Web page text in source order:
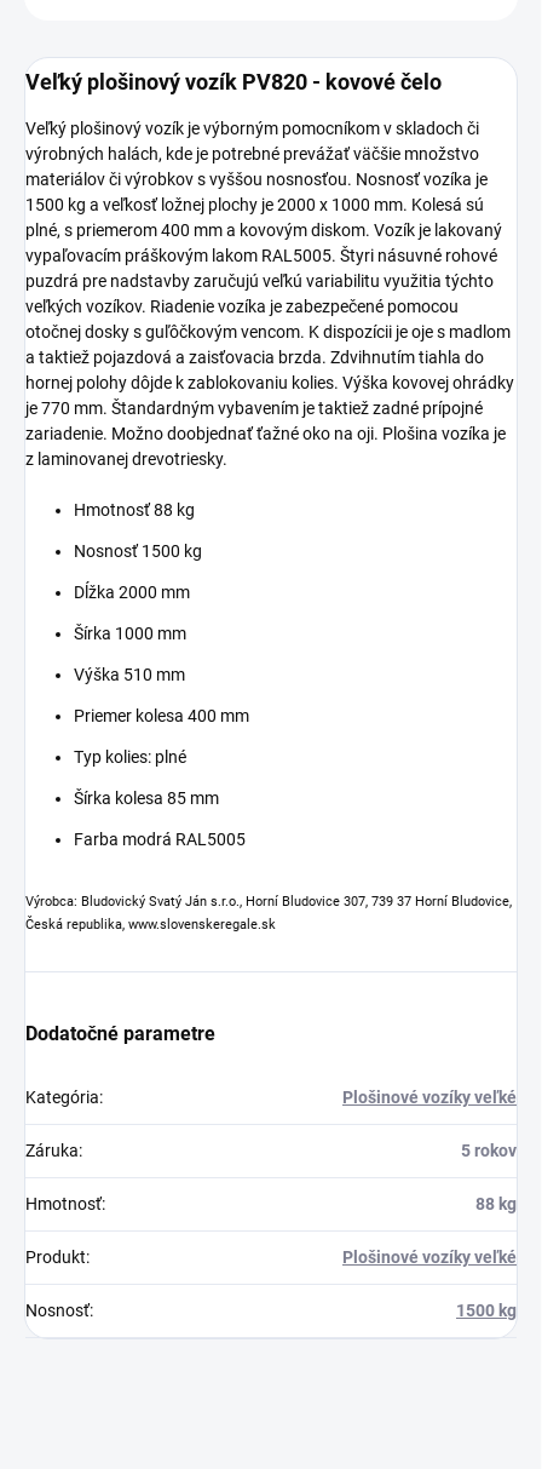
Veľký plošinový vozík PV820 - kovové čelo
Veľký plošinový vozík je výborným pomocníkom v skladoch či
výrobných halách, kde je potrebné prevážať väčšie množstvo
materiálov či výrobkov s vyššou nosnosťou. Nosnosť vozíka je
1500 kg a veľkosť ložnej plochy je 2000 x 1000 mm. Kolesá sú
plné, s priemerom 400 mm a kovovým diskom. Vozík je lakovaný
vypaľovacím práškovým lakom RAL5005. Štyri násuvné rohové
puzdrá pre nadstavby zaručujú veľkú variabilitu využitia týchto
veľkých vozíkov. Riadenie vozíka je zabezpečené pomocou
otočnej dosky s guľôčkovým vencom. K dispozícii je oje s madlom
a taktiež pojazdová a zaisťovacia brzda. Zdvihnutím tiahla do
hornej polohy dôjde k zablokovaniu kolies. Výška kovovej ohrádky
je 770 mm. Štandardným vybavením je taktiež zadné prípojné
zariadenie. Možno doobjednať ťažné oko na oji. Plošina vozíka je
z laminovanej drevotriesky.
Hmotnosť 88 kg
Nosnosť 1500 kg
Dĺžka 2000 mm
Šírka 1000 mm
Výška 510 mm
Priemer kolesa 400 mm
Typ kolies: plné
Šírka kolesa 85 mm
Farba modrá RAL5005
Výrobca: Bludovický Svatý Ján s.r.o., Horní Bludovice 307, 739 37 Horní Bludovice,
Česká republika, www.slovenskeregale.sk
Dodatočné parametre
Kategória: Plošinové vozíky veľké
Záruka: 5 rokov
Hmotnosť: 88 kg
Produkt: Plošinové vozíky veľké
Nosnosť: 1500 kg